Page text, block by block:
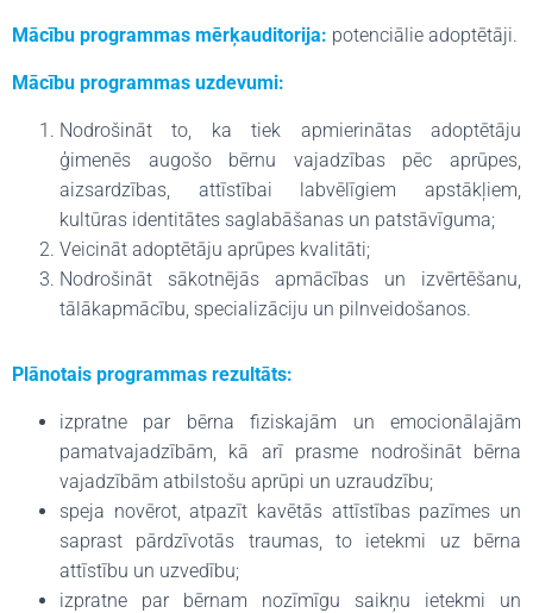
Mācību programmas mērķauditorija: potenciālie adoptētāji.
Mācību programmas uzdevumi:
Nodrošināt to, ka tiek apmierinātas adoptētāju
ģimenēs augošo bērnu vajadzības pēc aprūpes,
aizsardzības, attīstībai labvēlīgiem apstākļiem,
kultūras identitātes saglabāšanas un patstāvīguma;
Veicināt adoptētāju aprūpes kvalitāti;
Nodrošināt sākotnējās apmācības un izvērtēšanu,
tālākapmācību, specializāciju un pilnveidošanos.
Plānotais programmas rezultāts:
izpratne par bērna fiziskajām un emocionālajām
pamatvajadzībām, kā arī prasme nodrošināt bērna
vajadzībām atbilstošu aprūpi un uzraudzību;
speja novērot, atpazīt kavētās attīstības pazīmes un
saprast pārdzīvotās traumas, to ietekmi uz bērna
attīstību un uzvedību;
izpratne par bērnam nozīmīgu saikņu ietekmi un